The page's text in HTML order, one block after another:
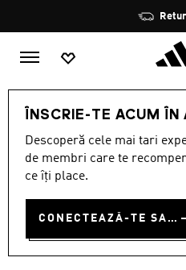
ÎNSCRIE-TE ACUM ÎN
Descoperă cele mai tari
de membri care te
ce îți place.
CONECTEAZĂ-TE SAU ÎNSCRIE-TE ACUM
BĂRBAȚI ÎNCĂLȚĂMINTE
PANTOFI DE
TECH
RON 425.00